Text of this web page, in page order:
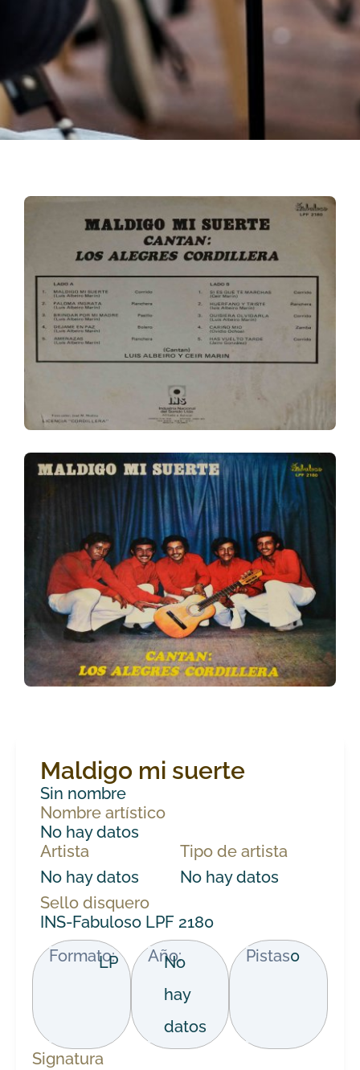
Maldigo mi suerte
Sin nombre
Nombre artístico
No hay datos
Artista
No hay datos
Tipo de artista
No hay datos
Sello disquero
INS-Fabuloso LPF 2180
Formato:
LP Año:
No
hay
datos
Pistas0
Signatura